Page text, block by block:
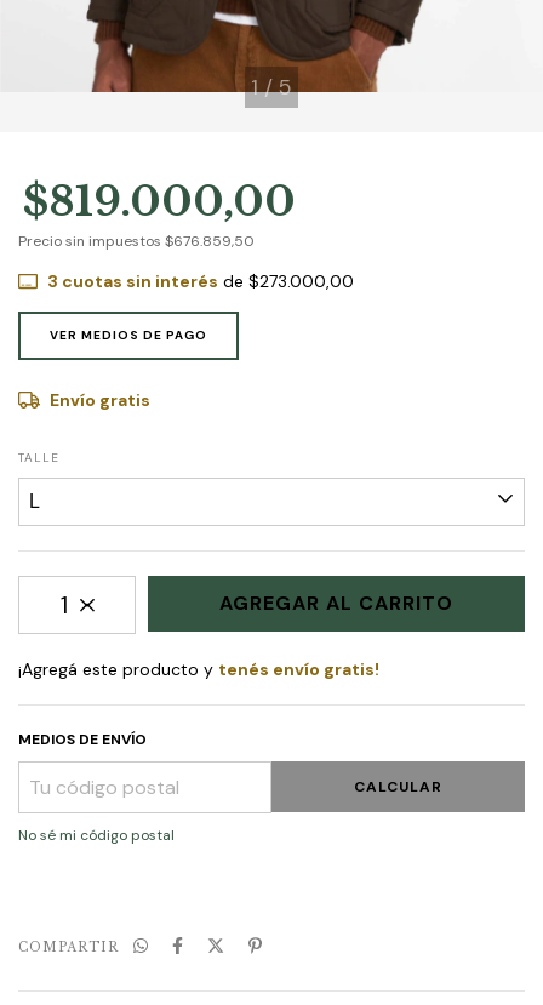
1/5
$819.000,00
Precio sin impuestos $676.859,50
3 cuotas sin interés de $273.000,00
VER MEDIOS DE PAGO
Envío gratis
TALLE
¡Agregá este producto y tenés envío gratis!
MEDIOS DE ENVÍO
CALCULAR
No sé mi código postal
COMPARTIR